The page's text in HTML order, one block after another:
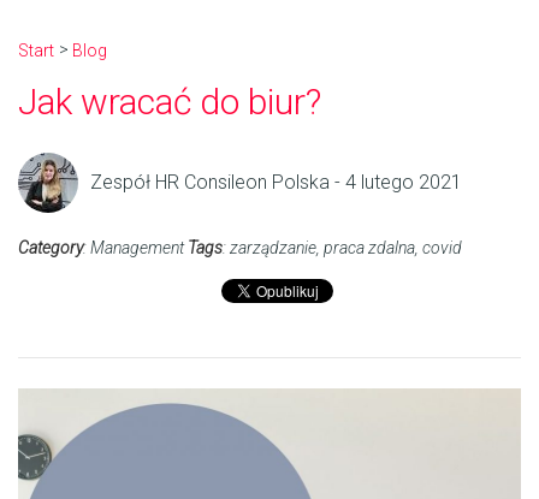
Start Blog
Jak wracać do biur?
Zespół HR Consileon Polska - 4 lutego 2021
Category:Management Tags:zarządzanie praca zdalna covid